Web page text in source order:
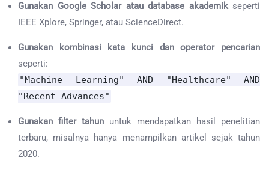
Gunakan Google Scholar atau database akademikseperti
IEEE Xplore, Springer, atau ScienceDirect.
Gunakan kombinasi kata kunci dan operator pencarian
seperti:
"Machine Learning" AND "Healthcare" AND
"Recent Advances"
Gunakan filter tahun untuk mendapatkan hasil penelitian
terbaru, misalnya hanya menampilkan artikel sejak tahun
2020.